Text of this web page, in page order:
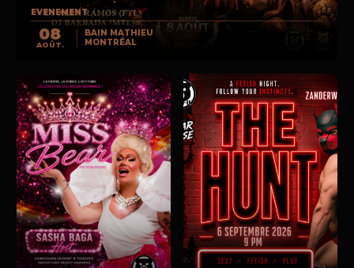
EVENEMENT
08
AOÛT.
BAIN MATHIEU
MONTRÉAL